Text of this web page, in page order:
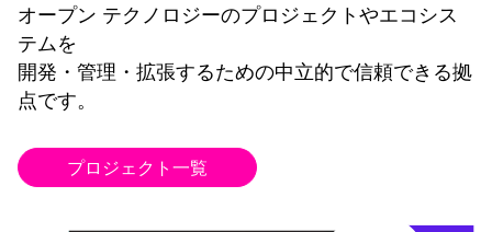
オープン テクノロジーのプロジェクトやエコシス
テムを
開発・管理・拡張するための中立的で信頼できる拠
点です。
プロジェクト一覧